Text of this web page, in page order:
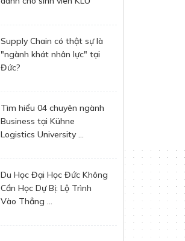
Supply Chain có thật sự là
"ngành khát nhân lực" tại
Đức?
Tìm hiểu 04 chuyên ngành
Business tại Kühne
Logistics University ...
Du Học Đại Học Đức Không
Cần Học Dự Bị: Lộ Trình
Vào Thẳng ...